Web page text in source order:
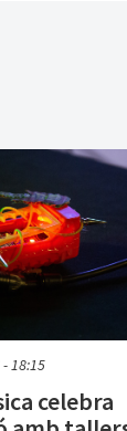
18:15
celebra